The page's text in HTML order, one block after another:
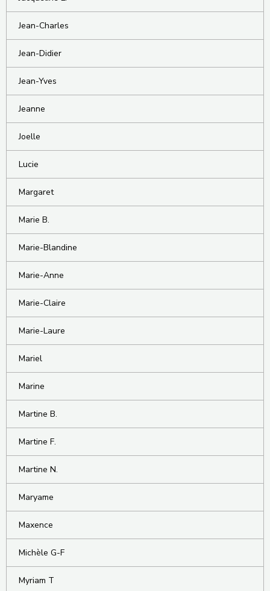
Jean-Charles
Jean-Didier
Jean-Yves
Jeanne
Joelle
Lucie
Margaret
Marie B.
Marie-Blandine
Marie-Anne
Marie-Claire
Marie-Laure
Mariel
Marine
Martine B.
Martine F.
Martine N.
Maryame
Maxence
Michèle G-F
Myriam T